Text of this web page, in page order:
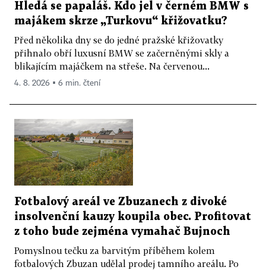
Hledá se papaláš. Kdo jel v černém BMW s
majákem skrze „Turkovu“ křižovatku?
Před několika dny se do jedné pražské křižovatky
přihnalo obří luxusní BMW se začerněnými skly a
blikajícím majáčkem na střeše. Na červenou...
4. 8. 2026 ▪ 6 min. čtení
Fotbalový areál ve Zbuzanech z divoké
insolvenční kauzy koupila obec. Profitovat
z toho bude zejména vymahač Bujnoch
Pomyslnou tečku za barvitým příběhem kolem
fotbalových Zbuzan udělal prodej tamního areálu. Po